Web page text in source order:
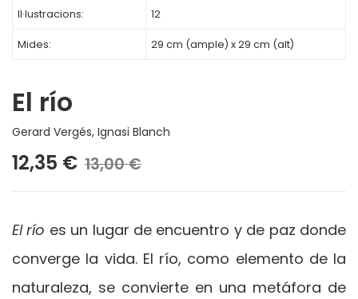
Il·lustracions: 12
Mides: 29 cm (ample) x 29 cm (alt)
El río
Gerard Vergés, Ignasi Blanch
12,35 € 13,00 €
El río es un lugar de encuentro y de paz donde
converge la vida. El río, como elemento de la
naturaleza, se convierte en una metáfora de